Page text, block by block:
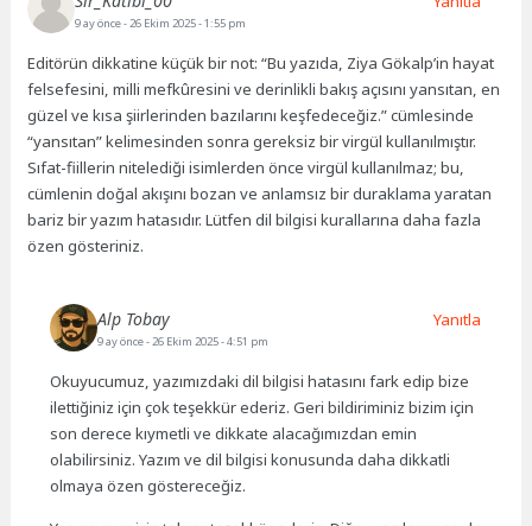
9 ay önce- 26 Ekim 2025 - 1:55 pm
Editörün dikkatine küçük bir not: “Bu yazıda, Ziya Gökalp’in hayat
felsefesini, milli mefkûresini ve derinlikli bakış açısını yansıtan, en
güzel ve kısa şiirlerinden bazılarını keşfedeceğiz.” cümlesinde
“yansıtan” kelimesinden sonra gereksiz bir virgül kullanılmıştır.
Sıfat-fiillerin nitelediği isimlerden önce virgül kullanılmaz; bu,
cümlenin doğal akışını bozan ve anlamsız bir duraklama yaratan
bariz bir yazım hatasıdır. Lütfen dil bilgisi kurallarına daha fazla
özen gösteriniz.
Alp Tobay
9 ay önce- 26 Ekim 2025 - 4:51 pm
Okuyucumuz, yazımızdaki dil bilgisi hatasını fark edip bize
ilettiğiniz için çok teşekkür ederiz. Geri bildiriminiz bizim için
son derece kıymetli ve dikkate alacağımızdan emin
olabilirsiniz. Yazım ve dil bilgisi konusunda daha dikkatli
olmaya özen göstereceğiz.
Yanıtla